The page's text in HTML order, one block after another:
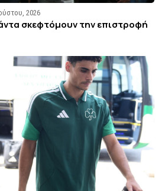
2026
σκεφτόμουν την επιστροφή